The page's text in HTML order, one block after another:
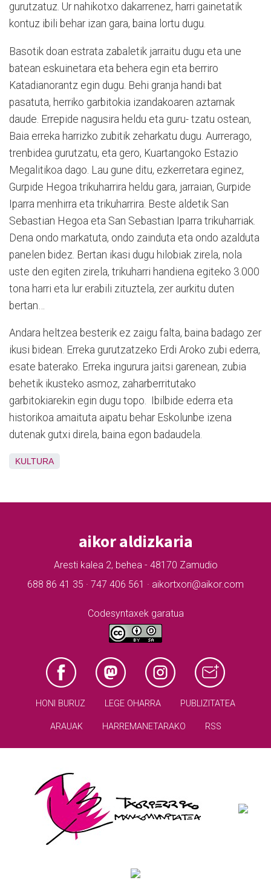
gurutzatuz. Ur nahikotxo dakarrenez, harri gainetatik
kontuz ibili behar izan gara, baina lortu dugu.
Basotik doan estrata zabaletik jarraitu dugu eta une
batean eskuinetara eta behera egin eta berriro
Katadianorantz egin dugu. Behi granja handi bat
pasatuta, herriko garbitokia izandakoaren aztarnak
daude. Errepide nagusira heldu eta guru- tzatu ostean,
Baia erreka harrizko zubitik zeharkatu dugu. Aurrerago,
trenbidea gurutzatu, eta gero, Kuartangoko Estazio
Megalitikoa dago. Lau gune ditu, ezkerretara eginez,
Gurpide Hegoa trikuharrira heldu gara, jarraian, Gurpide
Iparra menhirra eta trikuharrira. Beste aldetik San
Sebastian Hegoa eta San Sebastian Iparra trikuharriak.
Dena ondo markatuta, ondo zainduta eta ondo azalduta
panelen bidez. Bertan ikasi dugu hilobiak zirela, nola
uste den egiten zirela, trikuharri handiena egiteko 3.000
tona harri eta lur erabili zituztela, zer aurkitu duten
bertan…
Andara heltzea besterik ez zaigu falta, baina badago zer
ikusi bidean. Erreka gurutzatzeko Erdi Aroko zubi ederra,
esate baterako. Erreka ingurura jaitsi garenean, zubia
behetik ikusteko asmoz, zaharberritutako
garbitokiarekin egin dugu topo.
Ibilbide ederra eta
historikoa amaituta aipatu behar Eskolunbe izena
dutenak gutxi direla, baina egon badaudela.
KULTURA
aikor aldizkaria
Aresti kalea 2, behea - 48170 Zamudio
688 86 41 35 · 747 406 561 · aikortxori@aikor.com
Codesyntaxek garatua
HONI BURUZ LEGE OHARRA PUBLIZITATEA
ARAUAK HARREMANETARAKO RSS